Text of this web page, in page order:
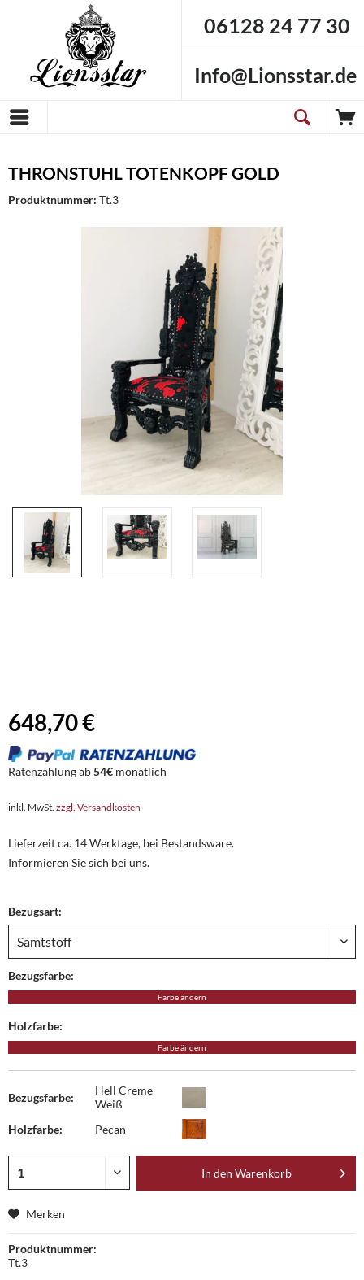
06128 24 77 30
Info@Lionsstar.de
THRONSTUHL TOTENKOPF GOLD
Produktnummer: Tt.3
648,70 €
Ratenzahlung ab54€ monatlich
inkl. MwSt. zzgl. Versandkosten
Lieferzeit ca. 14 Werktage, bei Bestandsware.
Informieren Sie sich bei uns.
Bezugsart:
Bezugsfarbe:
Farbe ändern
Holzfarbe:
Farbe ändern
Bezugsfarbe:
Hell Creme
Weiß
Holzfarbe:
Pecan
In den Warenkorb
Merken
Produktnummer:
Tt.3